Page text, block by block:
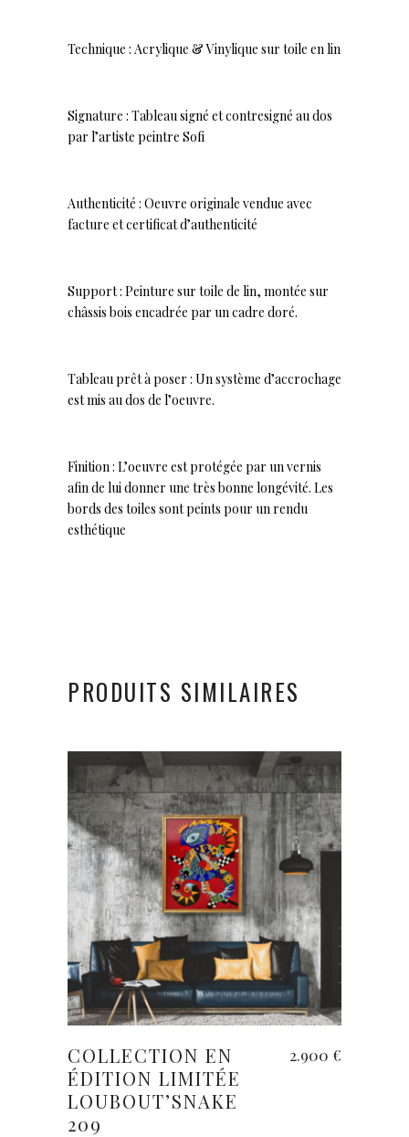
Technique : Acrylique & Vinylique sur toile en lin
Signature : Tableau signé et contresigné au dos
par l’artiste peintre Sofi
Authenticité : Oeuvre originale vendue avec
facture et certificat d’authenticité
Support : Peinture sur toile de lin, montée sur
châssis bois encadrée par un cadre doré.
Tableau prêt à poser : Un système d’accrochage
est mis au dos de l’oeuvre.
Finition : L’oeuvre est protégée par un vernis
afin de lui donner une très bonne longévité. Les
bords des toiles sont peints pour un rendu
esthétique
PRODUITS SIMILAIRES
Ajouter au panier
COLLECTION EN
ÉDITION LIMITÉE
LOUBOUT’SNAKE
209
2.900 €